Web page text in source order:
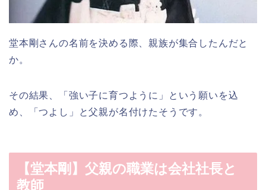
堂本剛さんの名前を決める際、親族が集合したんだと
か。
その結果、「強い子に育つように」という願いを込
め、「つよし」と父親が名付けたそうです。
【堂本剛】父親の職業は会社社長と
教師